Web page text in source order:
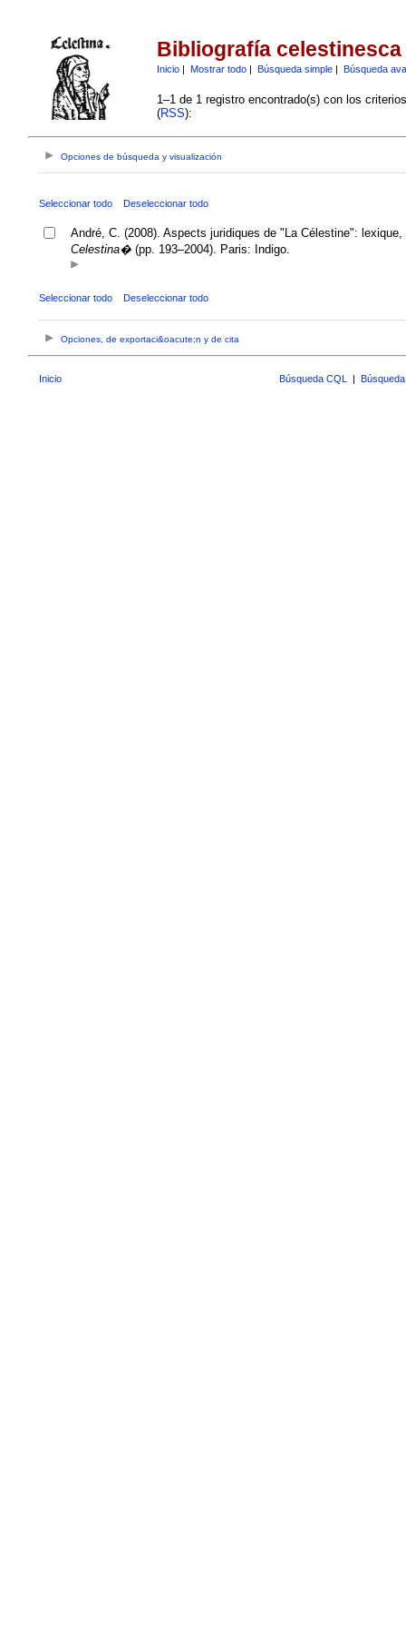
Bibliografía celestinesca
Inicio| Mostrar todo| Búsqueda simple| Búsqueda
1–1 de 1 registro encontrado(s) con los
(RSS):
Opciones de búsqueda y visualización
Seleccionar todo Deseleccionar todo
André, C. (2008). Aspects juridiques de "La Célestine":
Celestina�(pp. 193–2004). Paris: Indigo.
Seleccionar todo Deseleccionar todo
Opciones, de exportaci&oacute;n y de cita
Inicio Búsqueda CQL |